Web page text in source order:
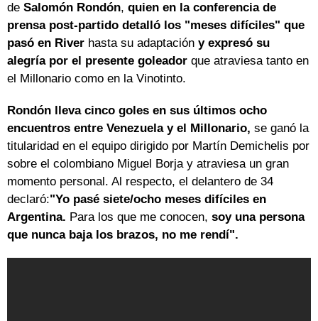
de Salomón Rondón, quien en la conferencia de
prensa post-partido detalló los "meses difíciles" que
pasó en River hasta su adaptación y expresó su
alegría por el presente goleador que atraviesa tanto en
el Millonario como en la Vinotinto.
Rondón lleva cinco goles en sus últimos ocho
encuentros entre Venezuela y el Millonario, se ganó la
titularidad en el equipo dirigido por Martín Demichelis por
sobre el colombiano Miguel Borja y atraviesa un gran
momento personal. Al respecto, el delantero de 34
declaró:"Yo pasé siete/ocho meses difíciles en
Argentina. Para los que me conocen, soy una persona
que nunca baja los brazos, no me rendí".